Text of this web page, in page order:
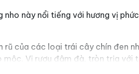
này nổi tiếng với hương vị
rũ của các loại trái cây chín đen
Vị rượu đậm đà, tròn trịa với